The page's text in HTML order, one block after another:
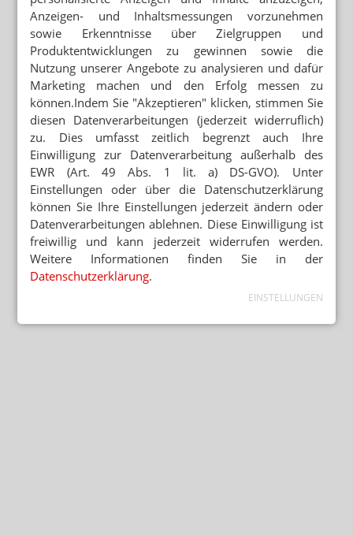
Anzeigen- und Inhaltsmessungen vorzunehmen
sowie Erkenntnisse über Zielgruppen und
Produktentwicklungen zu gewinnen sowie die
Nutzung unserer Angebote zu analysieren und dafür
Marketing machen und den Erfolg messen zu
können.Indem Sie "Akzeptieren" klicken, stimmen Sie
diesen Datenverarbeitungen (jederzeit widerruflich)
zu. Dies umfasst zeitlich begrenzt auch Ihre
Einwilligung zur Datenverarbeitung außerhalb des
EWR (Art. 49 Abs. 1 lit. a) DS-GVO). Unter
Einstellungen oder über die Datenschutzerklärung
können Sie Ihre Einstellungen jederzeit ändern oder
Datenverarbeitungen ablehnen. Diese Einwilligung ist
freiwillig und kann jederzeit widerrufen werden.
Weitere Informationen finden Sie in der
Datenschutzerklärung.
EINSTELLUNGEN